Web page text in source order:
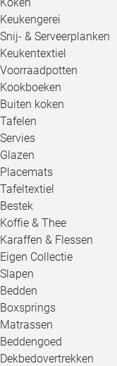
Keukengerei
Snij- & Serveerplanken
Keukentextiel
Voorraadpotten
Kookboeken
Buiten koken
Tafelen
Servies
Glazen
Placemats
Tafeltextiel
Bestek
Koffie & Thee
Karaffen & Flessen
Eigen Collectie
Slapen
Bedden
Boxsprings
Matrassen
Beddengoed
Dekbedovertrekken